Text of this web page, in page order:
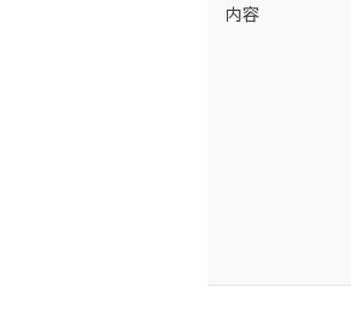
内容